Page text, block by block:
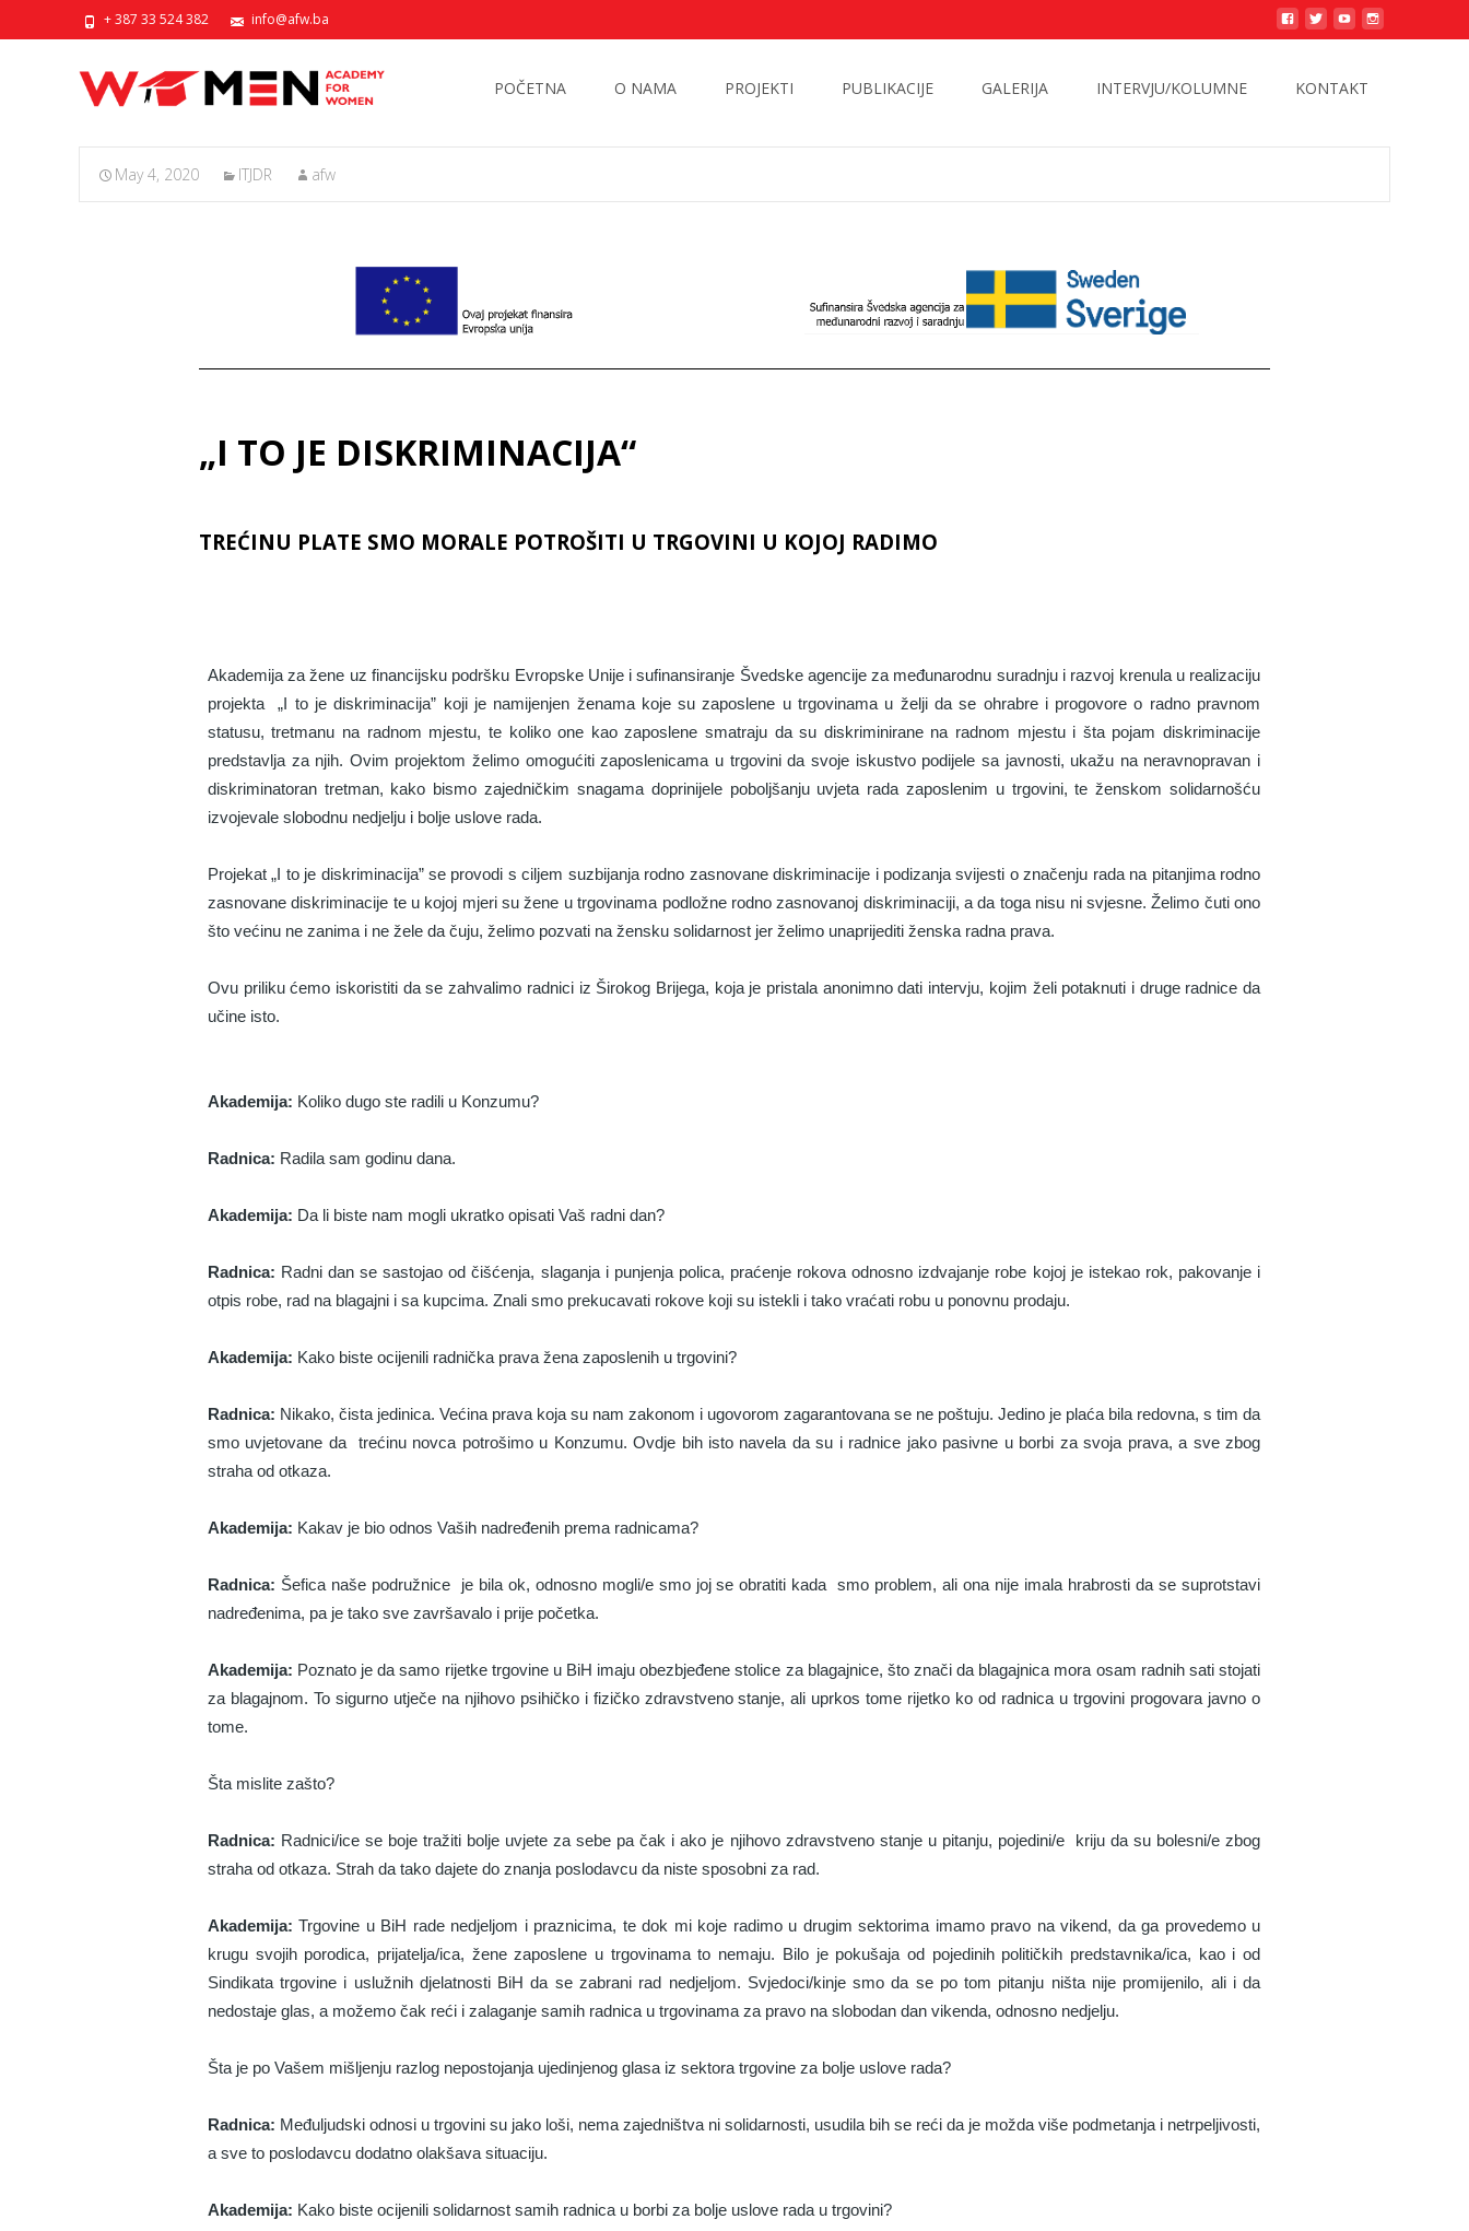
+ 387 33 524 382 info@afw.ba
POČETNA O NAMA PROJEKTI PUBLIKACIJE GALERIJA INTERVJU/KOLUMNE KONTAKT
May 4, 2020 ITJDR afw
„I TO JE DISKRIMINACIJA“
TREĆINU PLATE SMO MORALE POTROŠITI U TRGOVINI U KOJOJ RADIMO
Akademija za žene uz financijsku podršku Evropske Unije i sufinansiranje Švedske agencije za međunarodnu suradnju i razvoj krenula u realizaciju
projekta „I to je diskriminacija” koji je namijenjen ženama koje su zaposlene u trgovinama u želji da se ohrabre i progovore o radno pravnom
statusu, tretmanu na radnom mjestu, te koliko one kao zaposlene smatraju da su diskriminirane na radnom mjestu i šta pojam diskriminacije
predstavlja za njih. Ovim projektom želimo omogućiti zaposlenicama u trgovini da svoje iskustvo podijele sa javnosti, ukažu na neravnopravan i
diskriminatoran tretman, kako bismo zajedničkim snagama doprinijele poboljšanju uvjeta rada zaposlenim u trgovini, te ženskom solidarnošću
izvojevale slobodnu nedjelju i bolje uslove rada.
Projekat „I to je diskriminacija” se provodi s ciljem suzbijanja rodno zasnovane diskriminacije i podizanja svijesti o značenju rada na pitanjima rodno
zasnovane diskriminacije te u kojoj mjeri su žene u trgovinama podložne rodno zasnovanoj diskriminaciji, a da toga nisu ni svjesne. Želimo čuti ono
što većinu ne zanima i ne žele da čuju, želimo pozvati na žensku solidarnost jer želimo unaprijediti ženska radna prava.
Ovu priliku ćemo iskoristiti da se zahvalimo radnici iz Širokog Brijega, koja je pristala anonimno dati intervju, kojim želi potaknuti i druge radnice da
učine isto.
Akademija: Koliko dugo ste radili u Konzumu?
Radnica: Radila sam godinu dana.
Akademija: Da li biste nam mogli ukratko opisati Vaš radni dan?
Radnica: Radni dan se sastojao od čišćenja, slaganja i punjenja polica, praćenje rokova odnosno izdvajanje robe kojoj je istekao rok, pakovanje i
otpis robe, rad na blagajni i sa kupcima. Znali smo prekucavati rokove koji su istekli i tako vraćati robu u ponovnu prodaju.
Akademija: Kako biste ocijenili radnička prava žena zaposlenih u trgovini?
Radnica: Nikako, čista jedinica. Većina prava koja su nam zakonom i ugovorom zagarantovana se ne poštuju. Jedino je plaća bila redovna, s tim da
smo uvjetovane da trećinu novca potrošimo u Konzumu. Ovdje bih isto navela da su i radnice jako pasivne u borbi za svoja prava, a sve zbog
straha od otkaza.
Akademija: Kakav je bio odnos Vaših nadređenih prema radnicama?
Radnica: Šefica naše podružnice je bila ok, odnosno mogli/e smo joj se obratiti kada smo problem, ali ona nije imala hrabrosti da se suprotstavi
nadređenima, pa je tako sve završavalo i prije početka.
Akademija: Poznato je da samo rijetke trgovine u BiH imaju obezbjeđene stolice za blagajnice, što znači da blagajnica mora osam radnih sati stojati
za blagajnom. To sigurno utječe na njihovo psihičko i fizičko zdravstveno stanje, ali uprkos tome rijetko ko od radnica u trgovini progovara javno o
tome.
Šta mislite zašto?
Radnica: Radnici/ice se boje tražiti bolje uvjete za sebe pa čak i ako je njihovo zdravstveno stanje u pitanju, pojedini/e kriju da su bolesni/e zbog
straha od otkaza. Strah da tako dajete do znanja poslodavcu da niste sposobni za rad.
Akademija: Trgovine u BiH rade nedjeljom i praznicima, te dok mi koje radimo u drugim sektorima imamo pravo na vikend, da ga provedemo u
krugu svojih porodica, prijatelja/ica, žene zaposlene u trgovinama to nemaju. Bilo je pokušaja od pojedinih političkih predstavnika/ica, kao i od
Sindikata trgovine i uslužnih djelatnosti BiH da se zabrani rad nedjeljom. Svjedoci/kinje smo da se po tom pitanju ništa nije promijenilo, ali i da
nedostaje glas, a možemo čak reći i zalaganje samih radnica u trgovinama za pravo na slobodan dan vikenda, odnosno nedjelju.
Šta je po Vašem mišljenju razlog nepostojanja ujedinjenog glasa iz sektora trgovine za bolje uslove rada?
Radnica: Međuljudski odnosi u trgovini su jako loši, nema zajedništva ni solidarnosti, usudila bih se reći da je možda više podmetanja i netrpeljivosti,
a sve to poslodavcu dodatno olakšava situaciju.
Akademija: Kako biste ocijenili solidarnost samih radnica u borbi za bolje uslove rada u trgovini?